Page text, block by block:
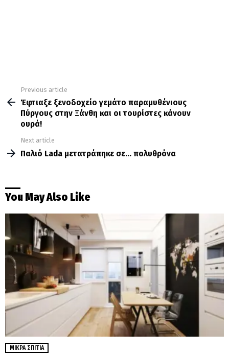
more
Previous article
Έφτιαξε ξενοδοχείο γεμάτο παραμυθένιους
Πύργους στην Ξάνθη και οι τουρίστες κάνουν
ουρά!
Next article
Παλιό Lada μετατράπηκε σε… πολυθρόνα
You May Also Like
ΜΙΚΡΆ ΣΠΊΤΙΑ